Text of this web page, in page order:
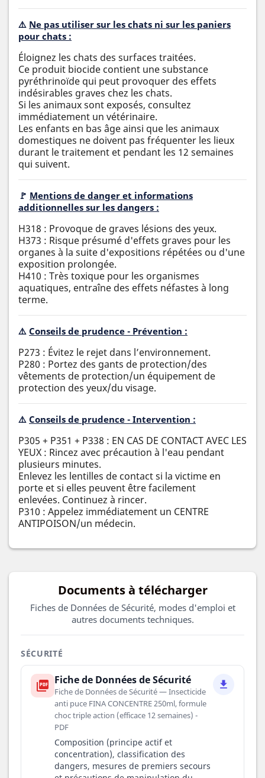
⚠️ Ne pas utiliser sur les chats ni sur les paniers
pour chats :
Éloignez les chats des surfaces traitées.
Ce produit biocide contient une substance
pyréthrinoïde qui peut provoquer des effets
indésirables graves chez les chats.
Si les animaux sont exposés, consultez
immédiatement un vétérinaire.
Les enfants en bas âge ainsi que les animaux
domestiques ne doivent pas fréquenter les lieux
durant le traitement et pendant les 12 semaines
qui suivent.
🚩 Mentions de danger et informations
additionnelles sur les dangers :
H318 : Provoque de graves lésions des yeux.
H373 : Risque présumé d'effets graves pour les
organes à la suite d'expositions répétées ou d'une
exposition prolongée.
H410 : Très toxique pour les organismes
aquatiques, entraîne des effets néfastes à long
terme.
⚠️ Conseils de prudence - Prévention :
P273 : Évitez le rejet dans l’environnement.
P280 : Portez des gants de protection/des
vêtements de protection/un équipement de
protection des yeux/du visage.
⚠️ Conseils de prudence - Intervention :
P305 + P351 + P338 : EN CAS DE CONTACT AVEC LES
YEUX : Rincez avec précaution à l'eau pendant
plusieurs minutes.
Enlevez les lentilles de contact si la victime en
porte et si elles peuvent être facilement
enlevées. Continuez à rincer.
P310 : Appelez immédiatement un CENTRE
ANTIPOISON/un médecin.
Documents à télécharger
Fiches de Données de Sécurité, modes d'emploi et
autres documents techniques.
SÉCURITÉ
picture_as_pdf Fiche de Données de Sécurité
Fiche de Données de Sécurité — Insecticide
anti puce FINA CONCENTRE 250ml, formule
choc triple action (efficace 12 semaines) -
PDF
Composition (principe actif et
concentration), classification des
dangers, mesures de premiers secours
file_download